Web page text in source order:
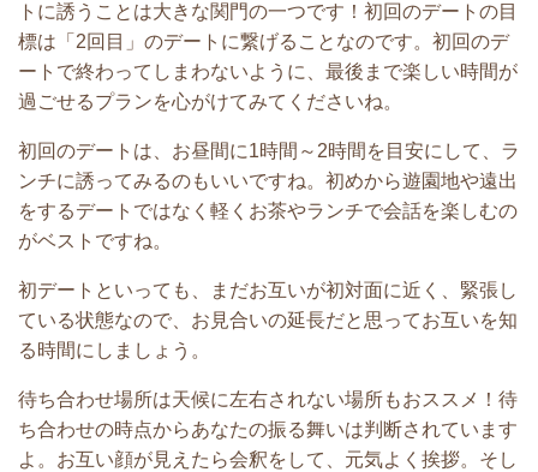
トに誘うことは大きな関門の一つです！初回のデートの目
標は「2回目」のデートに繋げることなのです。初回のデ
ートで終わってしまわないように、最後まで楽しい時間が
過ごせるプランを心がけてみてくださいね。
初回のデートは、お昼間に1時間～2時間を目安にして、ラ
ンチに誘ってみるのもいいですね。初めから遊園地や遠出
をするデートではなく軽くお茶やランチで会話を楽しむの
がベストですね。
初デートといっても、まだお互いが初対面に近く、緊張し
ている状態なので、お見合いの延長だと思ってお互いを知
る時間にしましょう。
待ち合わせ場所は天候に左右されない場所もおススメ！待
ち合わせの時点からあなたの振る舞いは判断されています
よ。お互い顔が見えたら会釈をして、元気よく挨拶。そし